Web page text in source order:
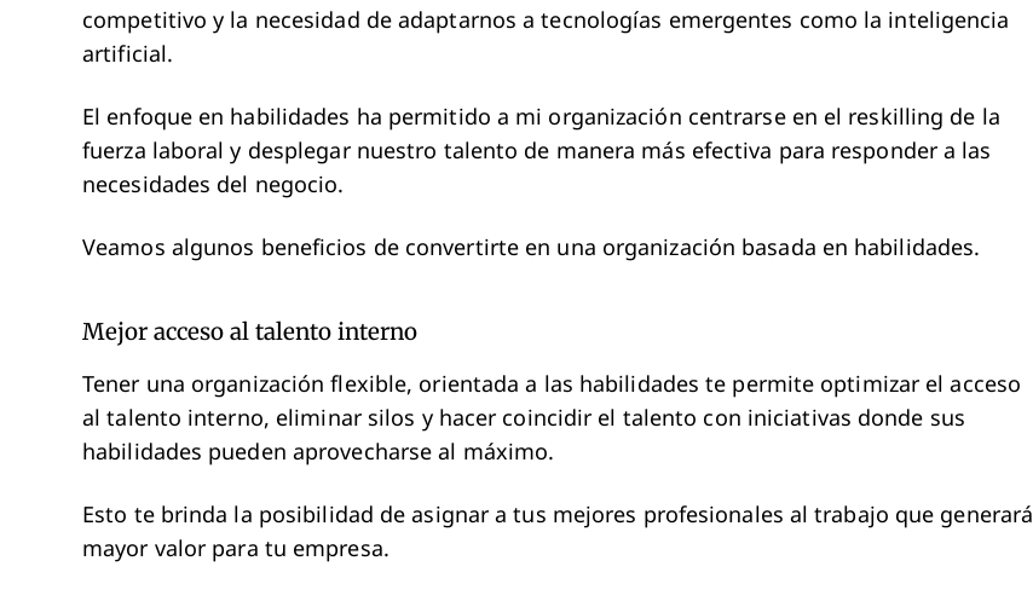
competitivo y la necesidad de adaptarnos a tecnologías emergentes como la inteligencia
artificial.
El enfoque en habilidades ha permitido a mi organización centrarse en el reskilling de la
fuerza laboral y desplegar nuestro talento de manera más efectiva para responder a las
necesidades del negocio.
Veamos algunos beneficios de convertirte en una organización basada en habilidades.
Mejor acceso al talento interno
Tener una organización flexible, orientada a las habilidades te permite optimizar el acceso
al talento interno, eliminar silos y hacer coincidir el talento con iniciativas donde sus
habilidades pueden aprovecharse al máximo.
Esto te brinda la posibilidad de asignar a tus mejores profesionales al trabajo que generará
mayor valor para tu empresa.